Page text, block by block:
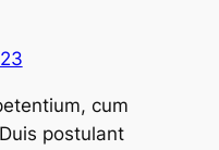
cum
postulant